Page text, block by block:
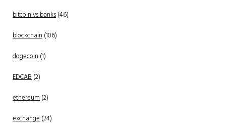
bitcoin vs banks(46)
blockchain(106)
dogecoin(1)
EDCAB(2)
ethereum(2)
exchange(24)